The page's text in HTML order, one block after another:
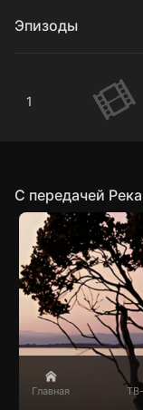
Главная
Эпизоды
1
C передачей